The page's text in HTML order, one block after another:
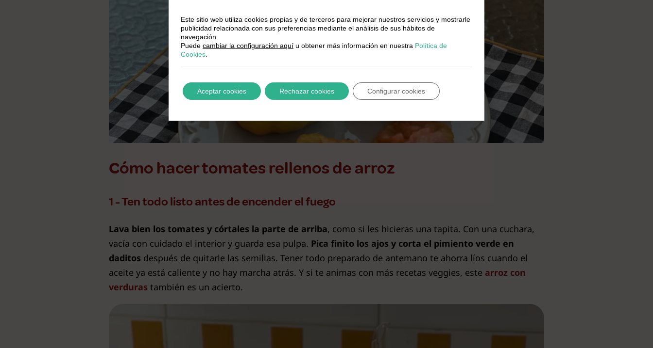
Play
Cómo hacer tomates rellenos de arroz
1 - Ten todo listo antes de encender el fuego
Lava bien los tomates y córtales la parte de arriba, como si les hicieras una tapita. Con una cuchara,
vacía con cuidado el interior y guarda esa pulpa. Pica finito los ajos y corta el pimiento verde en
daditos después de quitarle las semillas. Tener todo preparado de antemano te ahorra líos cuando el
aceite ya está caliente y no hay marcha atrás. Y si te animas con más recetas veggies, este arroz con
verduras también es un acierto.
Este sitio web utiliza cookies propias y de terceros para mejorar nuestros servicios y mostrarle
publicidad relacionada con sus preferencias mediante el análisis de sus hábitos de
navegación.
Puede cambiar la configuración aquí u obtener más información en nuestra Política de
Cookies
Aceptar cookies Rechazar cookies Configurar cookies